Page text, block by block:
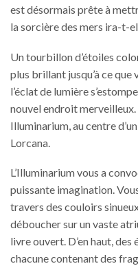
est désormais prête à
la sorcière des mers ira-t-
Un tourbillon d’étoiles
plus brillant jusqu’à ce que
l’éclat de lumière
nouvel endroit
Illuminarium, au centre
Lorcana.
L’Illuminarium vous a
puissante imagination.
travers des couloirs
déboucher sur un vaste
livre ouvert. D’en haut,
chacune contenant des